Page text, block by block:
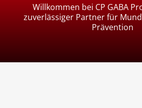
Willkommen bei CP GABA
zuverlässiger Partner für
Prävention